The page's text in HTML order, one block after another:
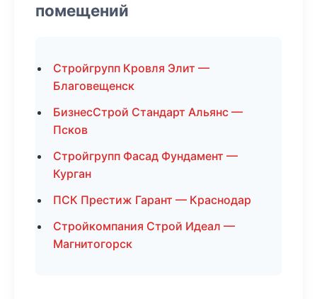
помещений
Стройгрупп Кровля Элит —
Благовещенск
БизнесСтрой Стандарт Альянс —
Псков
Стройгрупп Фасад Фундамент —
Курган
ПСК Престиж Гарант — Краснодар
Стройкомпания Строй Идеал —
Магнитогорск